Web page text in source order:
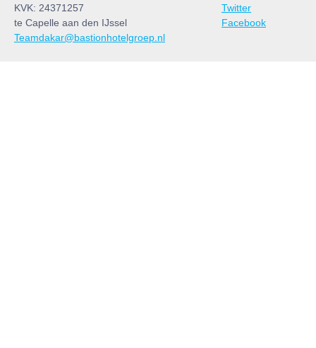
KVK: 24371257
te Capelle aan den IJssel
Teamdakar@bastionhotelgroep.nl
Twitter
Facebook